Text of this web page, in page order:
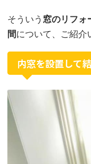
そういう 窓のリフォ
間について、ご紹介
内窓を設置して